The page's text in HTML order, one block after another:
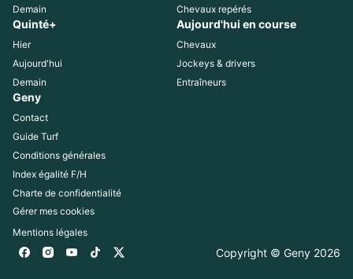
Demain
Chevaux repérés
Quinté+
Hier
Aujourd'hui
Demain
Aujourd'hui en course
Chevaux
Jockeys & drivers
Entraîneurs
Geny
Contact
Guide Turf
Conditions générales
Index égalité F/H
Charte de confidentialité
Gérer mes cookies
Mentions légales
Copyright © Geny 2026